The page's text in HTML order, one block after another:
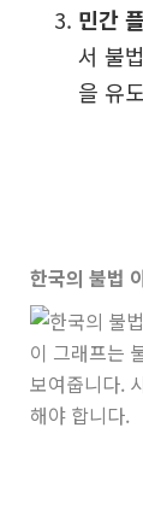
민간
서 불
을 유
한국의 불법
이 그래프는
보여줍니다.
해야 합니다.